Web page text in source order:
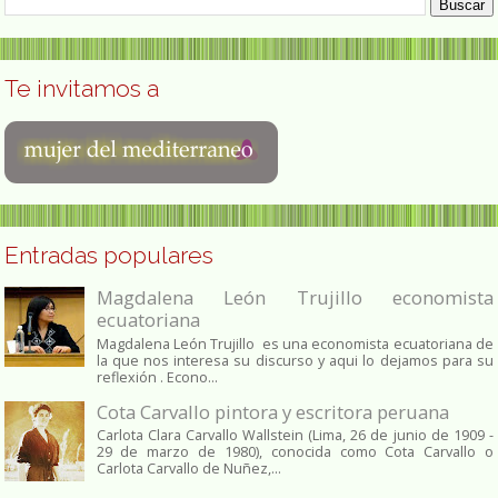
Te invitamos a
Entradas populares
Magdalena León Trujillo economista
ecuatoriana
Magdalena León Trujillo es una economista ecuatoriana de
la que nos interesa su discurso y aqui lo dejamos para su
reflexión . Econo...
Cota Carvallo pintora y escritora peruana
Carlota Clara Carvallo Wallstein (Lima, 26 de junio de 1909 -
29 de marzo de 1980), conocida como Cota Carvallo o
Carlota Carvallo de Nuñez,...